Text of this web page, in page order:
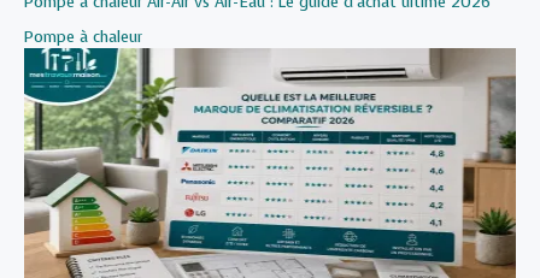
Par rapport à
Pompe à chaleur